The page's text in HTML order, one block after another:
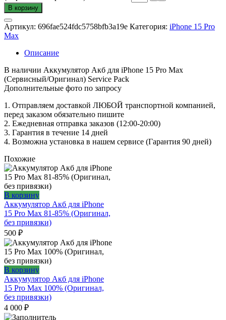
В корзину
Артикул: 696fae524fdc5758bfb3a19e Категория: iPhone 15 Pro
Max
Описание
В наличии Аккумулятор Акб для iPhone 15 Pro Max
(Сервисный/Оригинал) Service Pack
Дополнительные фото по запросу
1. Oтпpавляем доставкой ЛЮБОЙ транспортной компанией,
перед заказом обязательно пишите
2. Ежедневная отправка заказов (12:00-20:00)
3. Гарантия в течение 14 дней
4. Возможна установка в нашем сервисе (Гарантия 90 дней)
Похожие
В корзину
Аккумулятор Акб для iPhone
15 Pro Max 81-85% (Оригинал,
без привязки)
500 ₽
В корзину
Аккумулятор Акб для iPhone
15 Pro Max 100% (Оригинал,
без привязки)
4 000 ₽